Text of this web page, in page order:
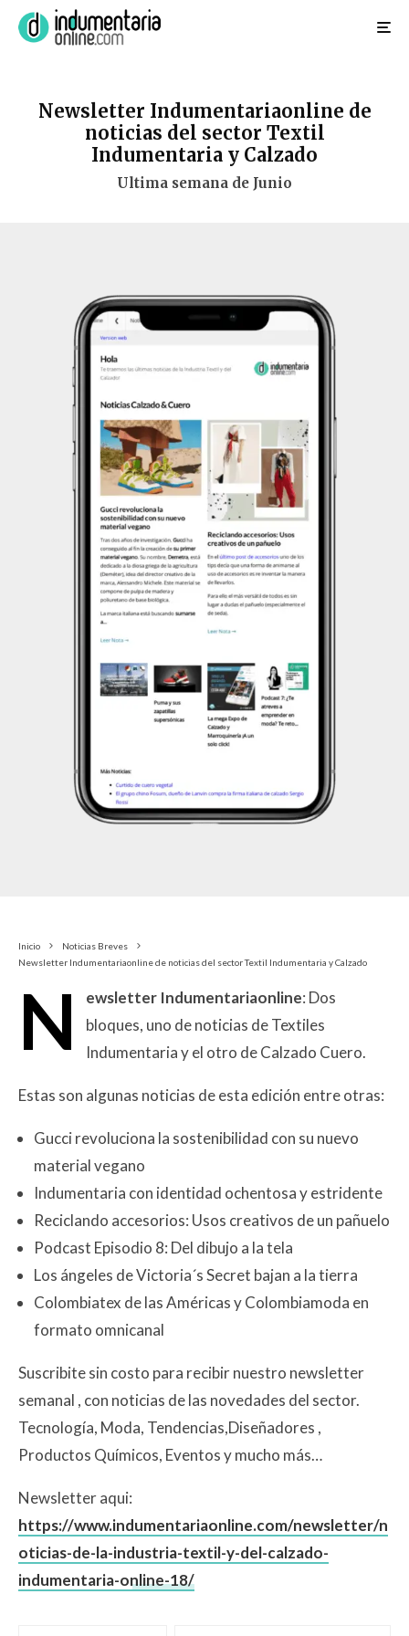
Newsletter Indumentariaonline de
noticias del sector Textil
Indumentaria y Calzado
Ultima semana de Junio
Inicio
Noticias Breves
Newsletter Indumentariaonline de noticias del sector Textil Indumentaria y Calzado
N ewsletter Indumentariaonline: Dos
bloques, uno de noticias de Textiles
Indumentaria y el otro de Calzado Cuero.
Estas son algunas noticias de esta edición entre otras:
Gucci revoluciona la sostenibilidad con su nuevo
material vegano
Indumentaria con identidad ochentosa y estridente
Reciclando accesorios: Usos creativos de un pañuelo
Podcast Episodio 8: Del dibujo a la tela
Los ángeles de Victoria´s Secret bajan a la tierra
Colombiatex de las Américas y Colombiamoda en
formato omnicanal
Suscribite sin costo para recibir nuestro newsletter
semanal , con noticias de las novedades del sector.
Tecnología, Moda, Tendencias,Diseñadores ,
Productos Químicos, Eventos y mucho más…
Newsletter aqui:
https://www.indumentariaonline.com/newsletter/n
oticias-de-la-industria-textil-y-del-calzado-
indumentaria-online-18/